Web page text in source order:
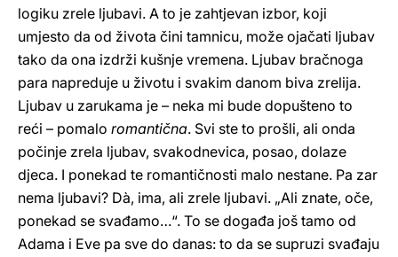
logiku zrele ljubavi. A to je zahtjevan izbor, koji
umjesto da od života čini tamnicu, može ojačati ljubav
tako da ona izdrži kušnje vremena. Ljubav bračnoga
para napreduje u životu i svakim danom biva zrelija.
Ljubav u zarukama je – neka mi bude dopušteno to
reći – pomalo romantična. Svi ste to prošli, ali onda
počinje zrela ljubav, svakodnevica, posao, dolaze
djeca. I ponekad te romantičnosti malo nestane. Pa zar
nema ljubavi? Dà, ima, ali zrele ljubavi. „Ali znate, oče,
ponekad se svađamo…“. To se događa još tamo od
Adama i Eve pa sve do danas: to da se supruzi svađaju